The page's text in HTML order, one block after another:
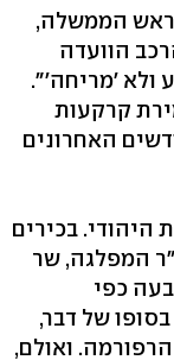
ראש הממשלה,
"הרכב הוועדה
ולא 'מריחה'".
קרקעות
האחרונים
בכירים
המפלגה, שר
כפי
של דבר,
ואולם,